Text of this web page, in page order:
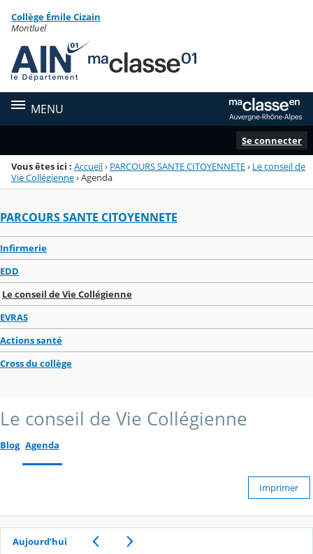
Menu de la rubrique
Contenu
Collège Émile Cizain
Montluel
MENU
Se connecter
Vous êtes ici : Accueil› PARCOURS SANTE CITOYENNETE› Le conseil de
Vie Collégienne›Agenda
PARCOURS SANTE CITOYENNETE
Infirmerie
EDD
Le conseil de Vie Collégienne
EVRAS
Actions santé
Cross du collège
Le conseil de Vie Collégienne
Blog Agenda
Imprimer
Aujourd’hui